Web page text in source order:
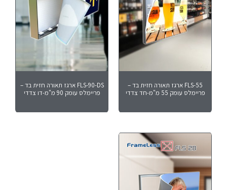
FLS-55 ארגז תאורה חזית בד –
פריימלס עומק 55 מ"מ-חד צדדי
FLS-90-DS ארגז תאורה חזית בד –
פריימלס עומק 90 מ"מ-דו צדדי